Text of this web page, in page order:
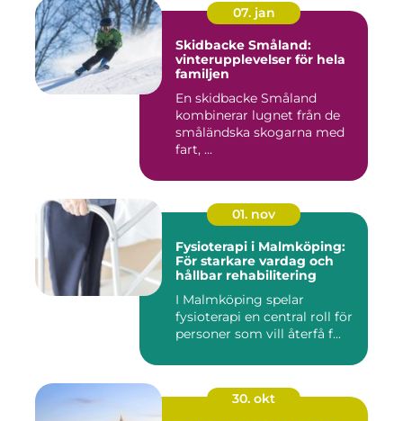
07. jan
Skidbacke Småland:
vinterupplevelser för hela
familjen
En skidbacke Småland
kombinerar lugnet från de
småländska skogarna med
fart, ...
01. nov
Fysioterapi i Malmköping:
För starkare vardag och
hållbar rehabilitering
I Malmköping spelar
fysioterapi en central roll för
personer som vill återfå f...
30. okt